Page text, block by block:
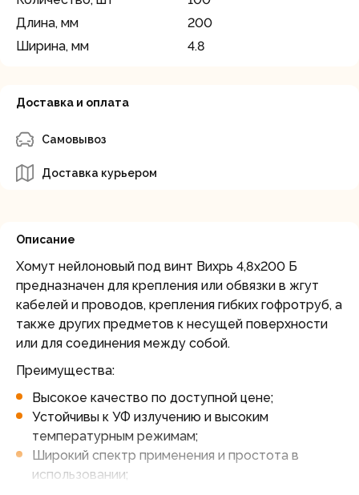
Длина, мм
200
Ширина, мм
4.8
Доставка и оплата
Самовывоз
Доставка курьером
Описание
Хомут нейлоновый под винт Вихрь 4,8х200 Б
предназначен для крепления или обвязки в жгут
кабелей и проводов, крепления гибких гофротруб, а
также других предметов к несущей поверхности
или для соединения между собой.
Преимущества:
Высокое качество по доступной цене;
Устойчивы к УФ излучению и высоким
температурным режимам;
Широкий спектр применения и простота в
использовании;